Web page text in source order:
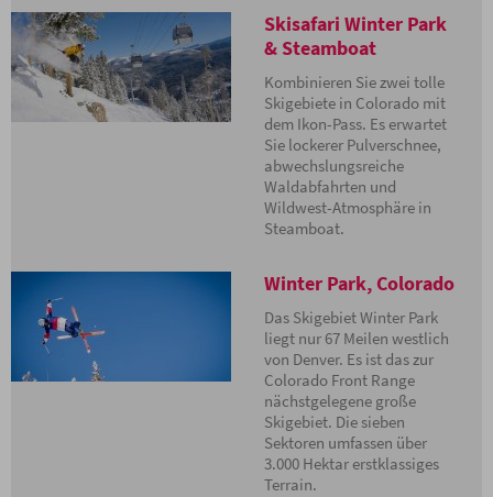
schneesichersten Gebieten Colorados zählt.
Durch seine perfekte Lage neben der Kontinentalen Wasserscheide
hat Winter Park den deutlichen Vorteil, dass es Winterstürme aus
beinahe jeder Richtung abfängt. Die Stürme aus dem Westen und
Süden werden von der Scheide eingefangen. Die nördlichen und
östlichen Hangaufwärts-Stürme verbreiten sich häufig über die
westliche Seite der Scheide und tragen ihren Teil zum Schneetreiben
bei. Durchschnittlich fallen in Winter Park pro Jahr 9,4 m Schnee –
eine Tatsache, die dazu beigetragen hat, dass die Skifahrer des
Staates es zum Nr. 1-Gebiet gewählt haben.
alle Bereiche vollständig über Lifte miteinander verbunden sind,
verfügt es doch über separate Basisareale: Mary Jane und Winter
Park. In Mary Jane findet man die berühmten Buckelpisten und
supersteilen Abfahrten. Fortgeschrittene Skifahrer bevorzugen den
Zephyr Express auf der Winter Park-Seite.
Skisafari Winter Park
& Steamboat
Kombinieren Sie zwei tolle
Skigebiete in Colorado mit
dem Ikon-Pass. Es erwartet
Sie lockerer Pulverschnee,
abwechslungsreiche
Waldabfahrten und
Wildwest-Atmosphäre in
Steamboat.
Winter Park, Colorado
Das Skigebiet Winter Park
liegt nur 67 Meilen westlich
von Denver. Es ist das zur
Colorado Front Range
nächstgelegene große
Skigebiet. Die sieben
Sektoren umfassen über
3.000 Hektar erstklassiges
Terrain.